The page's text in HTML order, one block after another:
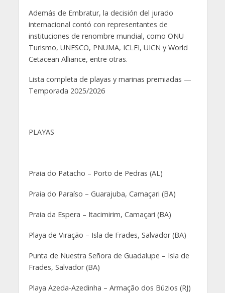
Además de Embratur, la decisión del jurado
internacional contó con representantes de
instituciones de renombre mundial, como ONU
Turismo, UNESCO, PNUMA, ICLEI, UICN y World
Cetacean Alliance, entre otras.
Lista completa de playas y marinas premiadas —
Temporada 2025/2026
PLAYAS
Praia do Patacho – Porto de Pedras (AL)
Praia do Paraíso – Guarajuba, Camaçari (BA)
Praia da Espera – Itacimirim, Camaçari (BA)
Playa de Viração – Isla de Frades, Salvador (BA)
Punta de Nuestra Señora de Guadalupe – Isla de
Frades, Salvador (BA)
Playa Azeda-Azedinha – Armação dos Búzios (RJ)